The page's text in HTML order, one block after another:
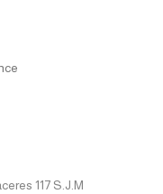
117 S.J.M